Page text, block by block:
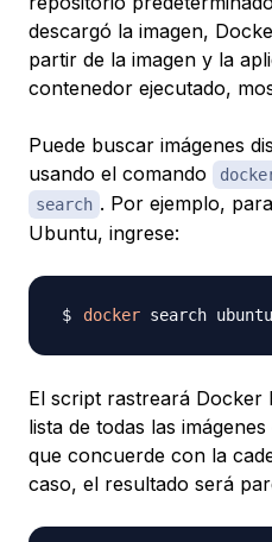
descargó la imagen,
partir de la imagen y la
contenedor ejecutado,
Puede buscar imágenes
usando el comando
search . Por ejemplo,
Ubuntu, ingrese:
docker
El script rastreará
lista de todas las
que concuerde con la
caso, el resultado será